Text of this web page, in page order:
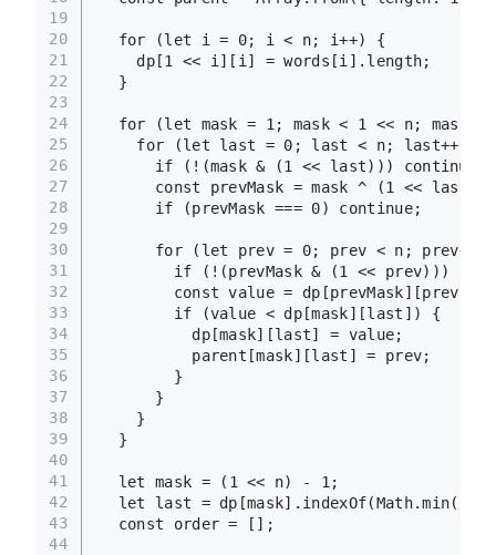
19
20
21
22
23
24
25
26
27
28
29
30
31
32
33
34
35
36
37
38
39
40
41
42
43
44
for (let i = 0; i < n; i++) {
    dp[
1 << i][i] = words[i]. length;
  }
for (let mask = 1 ; mask < 1
<< n;
for (let last = 0 ; last < n; last++) {
if (!(mask & (1 << last))) continue
const prevMask = mask ^ (1
<< last);
if (prevMask === 0) continue;
for ( let prev = 0; prev < n; prev++)
if (!(prevMask & (1 << prev)))
const value = dp[prevMask][prev]
if (value < dp[mask][last]) {
          dp[mask][last] = value;
          parent[mask][last] = prev;
        }
      }
    }
  }
let mask = ( 1 << n) - 1 ;
let
last = dp[mask]. indexOf(Math.min
const order = [];